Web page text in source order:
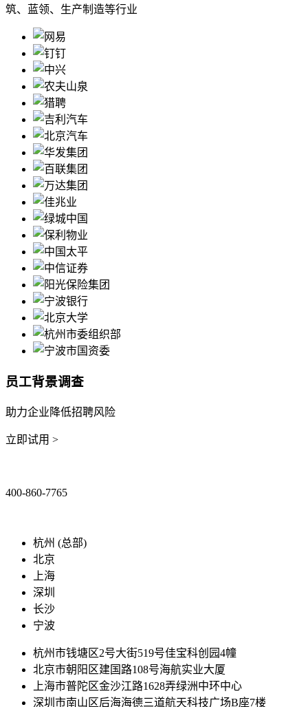
筑、蓝领、生产制造等行业
员工背景调查
助力企业降低招聘风险
立即试用 >
400-860-7765
杭州 (总部)
北京
上海
深圳
长沙
宁波
杭州市钱塘区2号大街519号佳宝科创园4幢
北京市朝阳区建国路108号海航实业大厦
上海市普陀区金沙江路1628弄绿洲中环中心
深圳市南山区后海海德三道航天科技广场B座7楼